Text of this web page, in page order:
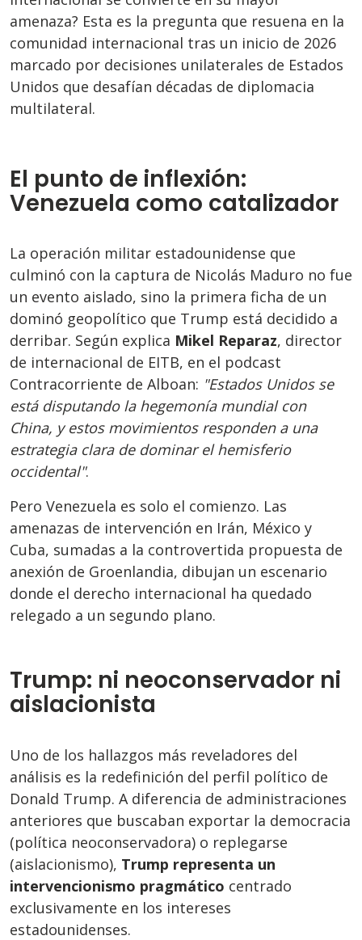
amenaza? Esta es la pregunta que resuena en la
comunidad internacional tras un inicio de 2026
marcado por decisiones unilaterales de Estados
Unidos que desafían décadas de diplomacia
multilateral.
El punto de inflexión:
Venezuela como catalizador
La operación militar estadounidense que
culminó con la captura de Nicolás Maduro no fue
un evento aislado, sino la primera ficha de un
dominó geopolítico que Trump está decidido a
derribar. Según explica Mikel Reparaz, director
de internacional de EITB, en el podcast
Contracorriente de Alboan: "Estados Unidos se
está disputando la hegemonía mundial con
China, y estos movimientos responden a una
estrategia clara de dominar el hemisferio
occidental".
Pero Venezuela es solo el comienzo. Las
amenazas de intervención en Irán, México y
Cuba, sumadas a la controvertida propuesta de
anexión de Groenlandia, dibujan un escenario
donde el derecho internacional ha quedado
relegado a un segundo plano.
Trump: ni neoconservador ni
aislacionista
Uno de los hallazgos más reveladores del
análisis es la redefinición del perfil político de
Donald Trump. A diferencia de administraciones
anteriores que buscaban exportar la democracia
(política neoconservadora) o replegarse
(aislacionismo), Trump representa un
intervencionismo pragmático centrado
exclusivamente en los intereses
estadounidenses.